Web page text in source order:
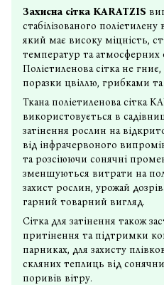
Захисна сітка KARATZIS
стабілізованого
який має високу міцність,
температур та атмосферних
Поліетиленова сітка не
поразки цвіллю, грибками
Ткана поліетиленова сітка
використовується в
затінення рослин на
від інфрачервоного
та розсіюючи сонячні
зменшуються витрати на
захист рослин, урожай
гарний товарний вигляд.
Сітка для затінення також
притінення та підтримки
парниках, для захисту
скляних теплиць від
поривів вітру.